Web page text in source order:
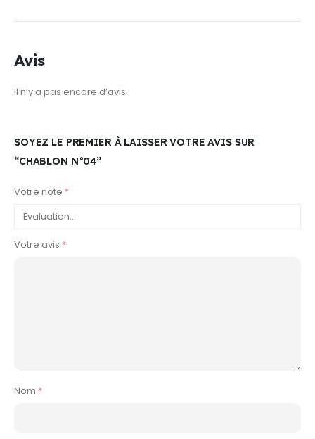
Avis
Il n’y a pas encore d’avis.
SOYEZ LE PREMIER À LAISSER VOTRE AVIS SUR
“CHABLON N°04”
Votre note *
Votre avis *
Nom *